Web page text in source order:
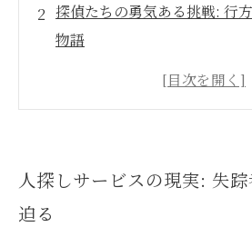
探偵たちの勇気ある挑戦: 行
物語
さまざまな理由で消えた人々
プローチ
人探しサービスの現実: 失
迫る